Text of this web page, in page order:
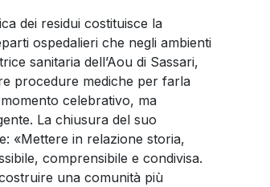
dei residui costituisce la
ospedalieri che negli ambienti
sanitaria dell’Aou di Sassari,
procedure mediche per farla
celebrativo, ma
La chiusura del suo
«Mettere in relazione storia,
comprensibile e condivisa.
una comunità più